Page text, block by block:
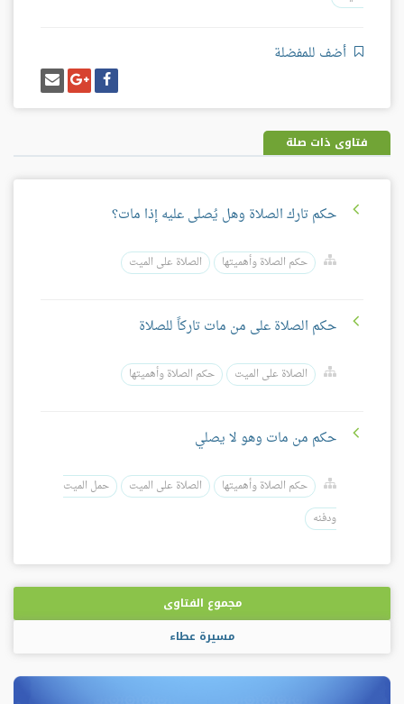
أضف للمفضلة
شارك
على
فيسبوك
شارك
على
غوغل
بلس
إرسل
إيميل
فتاوى ذات صلة
حكم تارك الصلاة وهل يُصلى عليه إذا مات؟
حكم الصلاة وأهميتها الصلاة على الميت
حكم الصلاة على من مات تاركاً للصلاة
الصلاة على الميت حكم الصلاة وأهميتها
حكم من مات وهو لا يصلي
حكم الصلاة وأهميتها الصلاة على الميت
حمل الميت
ودفنه
مجموع الفتاوى
مسيرة عطاء